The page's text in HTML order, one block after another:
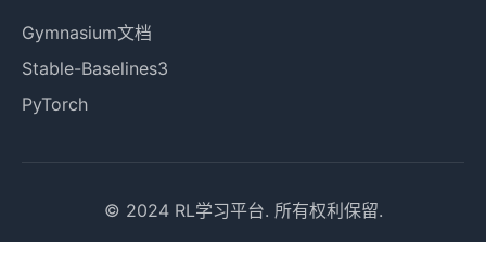
Gymnasium文档
Stable-Baselines3
PyTorch
© 2024 RL学习平台. 所有权利保留.